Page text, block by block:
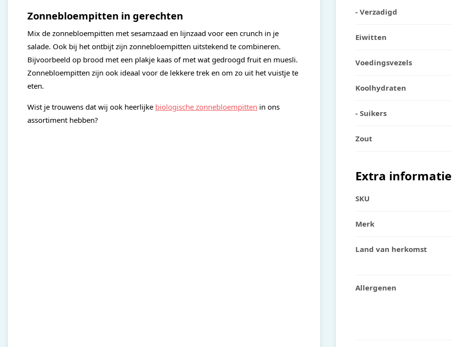
Zonnebloempitten in gerechten
Mix de zonnebloempitten met sesamzaad en lijnzaad voor een crunch in je
salade. Ook bij het ontbijt zijn zonnebloempitten uitstekend te combineren.
Bijvoorbeeld op brood met een plakje kaas of met wat gedroogd fruit en muesli.
Zonnebloempitten zijn ook ideaal voor de lekkere trek en om zo uit het vuistje te
eten.
Wist je trouwens dat wij ook heerlijke biologische zonnebloempitten in ons
assortiment hebben?
- Verzadigd
Eiwitten
Voedingsvezels
Koolhydraten
- Suikers
Zout
Extra informatie
SKU
Merk
Land van herkomst
Allergenen